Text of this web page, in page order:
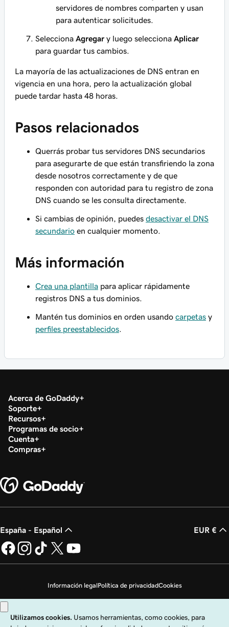
servidores de nombres comparten y usan
para autenticar solicitudes.
Selecciona Agregar y luego selecciona Aplicar
para guardar tus cambios.
La mayoría de las actualizaciones de DNS entran en
vigencia en una hora, pero la actualización global
puede tardar hasta 48 horas.
Pasos relacionados
Querrás probar tus servidores DNS secundarios
para asegurarte de que están transfiriendo la zona
desde nosotros correctamente y de que
responden con autoridad para tu registro de zona
DNS cuando se les consulta directamente.
Si cambias de opinión, puedes desactivar el DNS
secundario en cualquier momento.
Más información
Crea una plantilla para aplicar rápidamente
registros DNS a tus dominios.
Mantén tus dominios en orden usando carpetas y
perfiles preestablecidos
Acerca de GoDaddy
Soporte
Recursos
Programas de socio
Cuenta
Compras
España - Español EUR €
Información legalPolítica de privacidadCookies
Copyright © 1999 - 2026 GoDaddy Operating Company, LLC. Todos los